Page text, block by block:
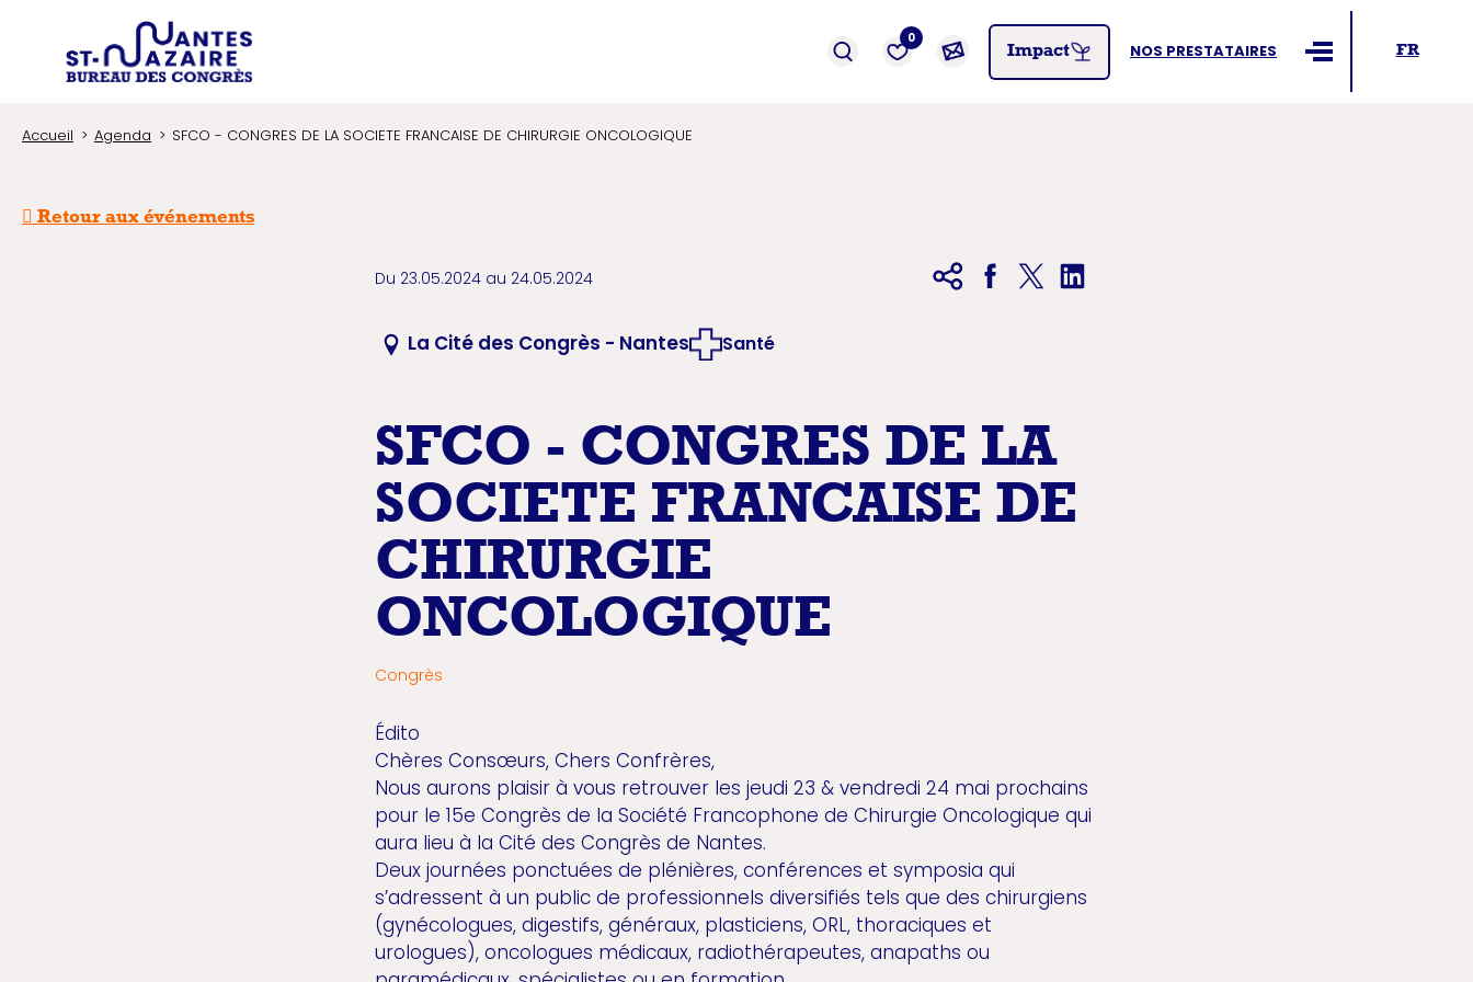
0
Impact
NOS PRESTATAIRES Ouvrir le menu
FR
Accueil Agenda SFCO - CONGRES DE LA SOCIETE FRANCAISE DE CHIRURGIE ONCOLOGIQUE
Retour aux événements
Du 23.05.2024 au 24.05.2024
La Cité des Congrès - Nantes Santé
SFCO - CONGRES DE LA
SOCIETE FRANCAISE DE
CHIRURGIE
ONCOLOGIQUE
Congrès
Édito
Chères Consœurs, Chers Confrères,
Nous aurons plaisir à vous retrouver les jeudi 23 & vendredi 24 mai prochains
pour le 15e Congrès de la Société Francophone de Chirurgie Oncologique qui
aura lieu à la Cité des Congrès de Nantes.
Deux journées ponctuées de plénières, conférences et symposia qui
s’adressent à un public de professionnels diversifiés tels que des chirurgiens
(gynécologues, digestifs, généraux, plasticiens, ORL, thoraciques et
urologues), oncologues médicaux, radiothérapeutes, anapaths ou